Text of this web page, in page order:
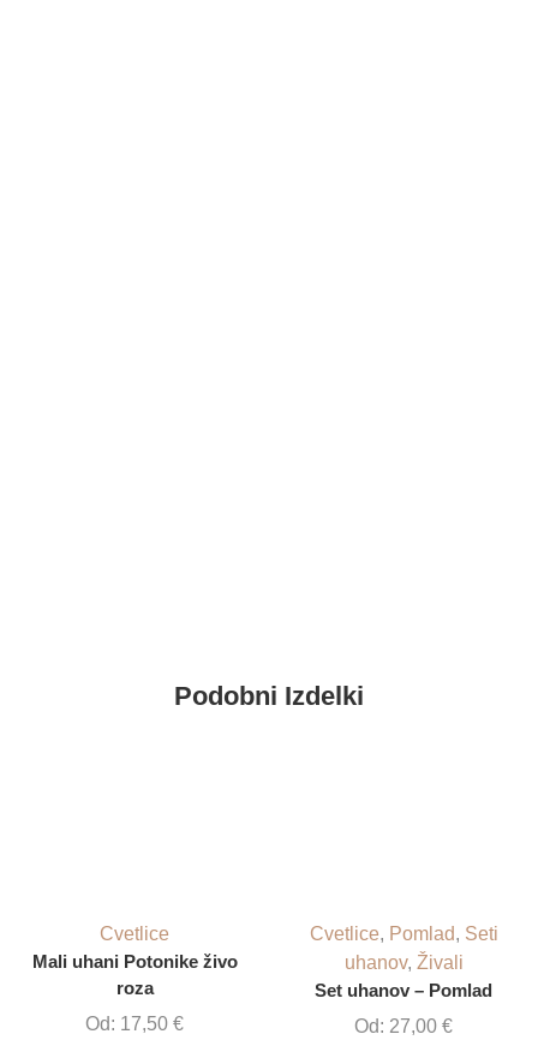
Podobni Izdelki
Cvetlice
Mali uhani Potonike živo
roza
Od: 17,50 €
Cvetlice, Pomlad, Seti
uhanov, Živali
Set uhanov – Pomlad
Od: 27,00 €